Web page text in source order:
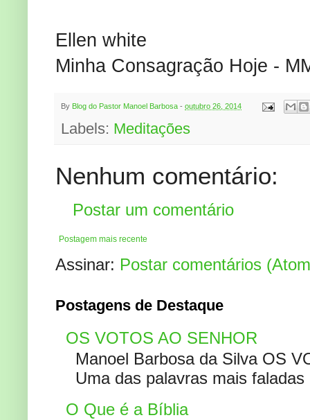
Ellen white
Minha Consagração Hoje -
By Blog do Pastor Manoel Barbosa - outubro 26, 2014
Labels: Meditações
Nenhum comentário:
Postar um comentário
Postagem mais recente
Assinar: Postar comentários
Postagens de Destaque
OS VOTOS AO SENHOR
Manoel Barbosa da Silva OS
Uma das palavras mais
O Que é a Bíblia